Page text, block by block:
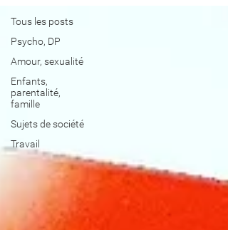
Tous les posts
Psycho, DP
Amour, sexualité
Enfants,
parentalité,
famille
Sujets de société
Travail